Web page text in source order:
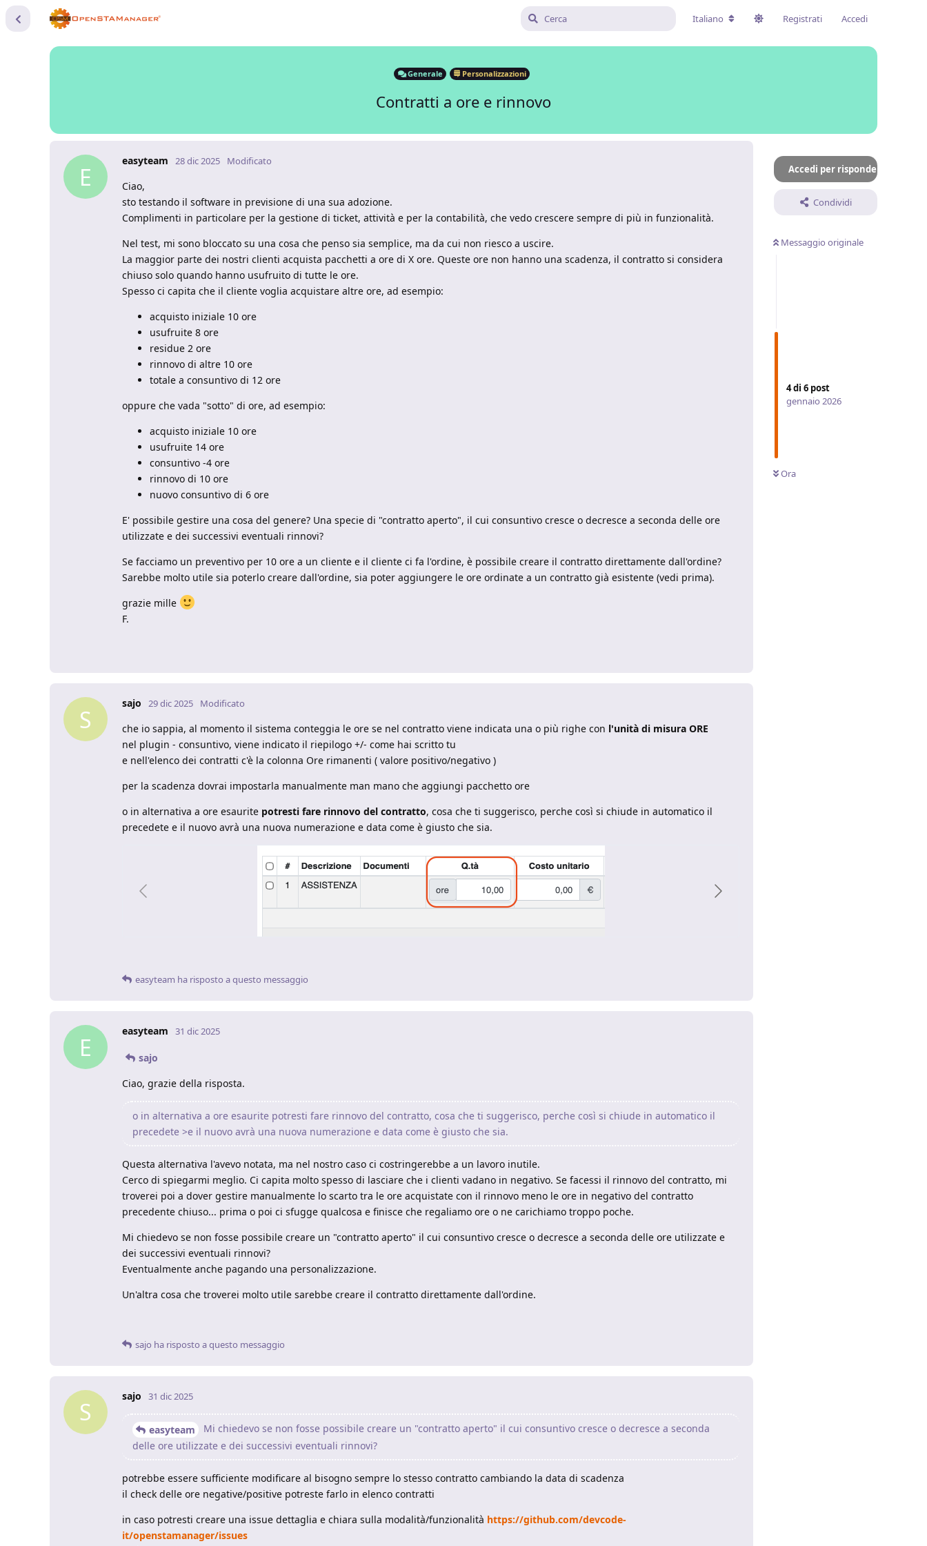
Italiano Registrati Accedi
Generale Personalizzazioni
Contratti a ore e rinnovo
Accedi per rispondere
Condividi
Messaggio originale
4di 6 post
gennaio 2026
Ora
E
easyteam 28 dic 2025 Modificato
Ciao,
sto testando il software in previsione di una sua adozione.
Complimenti in particolare per la gestione di ticket, attività e per la contabilità, che vedo crescere sempre di più in funzionalità.
Nel test, mi sono bloccato su una cosa che penso sia semplice, ma da cui non riesco a uscire.
La maggior parte dei nostri clienti acquista pacchetti a ore di X ore. Queste ore non hanno una scadenza, il contratto si considera
chiuso solo quando hanno usufruito di tutte le ore.
Spesso ci capita che il cliente voglia acquistare altre ore, ad esempio:
acquisto iniziale 10 ore
usufruite 8 ore
residue 2 ore
rinnovo di altre 10 ore
totale a consuntivo di 12 ore
oppure che vada "sotto" di ore, ad esempio:
acquisto iniziale 10 ore
usufruite 14 ore
consuntivo -4 ore
rinnovo di 10 ore
nuovo consuntivo di 6 ore
E' possibile gestire una cosa del genere? Una specie di "contratto aperto", il cui consuntivo cresce o decresce a seconda delle ore
utilizzate e dei successivi eventuali rinnovi?
Se facciamo un preventivo per 10 ore a un cliente e il cliente ci fa l'ordine, è possibile creare il contratto direttamente dall'ordine?
Sarebbe molto utile sia poterlo creare dall'ordine, sia poter aggiungere le ore ordinate a un contratto già esistente (vedi prima).
grazie mille
F.
S
sajo 29 dic 2025 Modificato
che io sappia, al momento il sistema conteggia le ore se nel contratto viene indicata una o più righe con l'unità di misura ORE
nel plugin - consuntivo, viene indicato il riepilogo +/- come hai scritto tu
e nell'elenco dei contratti c'è la colonna Ore rimanenti ( valore positivo/negativo )
per la scadenza dovrai impostarla manualmente man mano che aggiungi pacchetto ore
o in alternativa a ore esaurite potresti fare rinnovo del contratto, cosa che ti suggerisco, perche così si chiude in automatico il
precedete e il nuovo avrà una nuova numerazione e data come è giusto che sia.
easyteam ha risposto a questo messaggio
E
easyteam 31 dic 2025
sajo
Ciao, grazie della risposta.
o in alternativa a ore esaurite potresti fare rinnovo del contratto, cosa che ti suggerisco, perche così si chiude in automatico il
precedete >e il nuovo avrà una nuova numerazione e data come è giusto che sia.
Questa alternativa l'avevo notata, ma nel nostro caso ci costringerebbe a un lavoro inutile.
Cerco di spiegarmi meglio. Ci capita molto spesso di lasciare che i clienti vadano in negativo. Se facessi il rinnovo del contratto, mi
troverei poi a dover gestire manualmente lo scarto tra le ore acquistate con il rinnovo meno le ore in negativo del contratto
precedente chiuso... prima o poi ci sfugge qualcosa e finisce che regaliamo ore o ne carichiamo troppo poche.
Mi chiedevo se non fosse possibile creare un "contratto aperto" il cui consuntivo cresce o decresce a seconda delle ore utilizzate e
dei successivi eventuali rinnovi?
Eventualmente anche pagando una personalizzazione.
Un'altra cosa che troverei molto utile sarebbe creare il contratto direttamente dall'ordine.
sajo ha risposto a questo messaggio
S
sajo 31 dic 2025
easyteam
Mi chiedevo se non fosse possibile creare un "contratto aperto" il cui consuntivo cresce o decresce a seconda
delle ore utilizzate e dei successivi eventuali rinnovi?
potrebbe essere sufficiente modificare al bisogno sempre lo stesso contratto cambiando la data di scadenza
il check delle ore negative/positive potreste farlo in elenco contratti
in caso potresti creare una issue dettaglia e chiara sulla modalità/funzionalità https://github.com/devcode-
it/openstamanager/issues